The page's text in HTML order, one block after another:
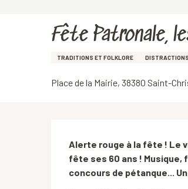
Fête Patronale,
TRADITIONS ET FOLKLORE
Place de la Mairie, 38380 Saint-
Description
Alerte rouge à la fête ! Le
fête ses 60 ans !
concours de pétanque...